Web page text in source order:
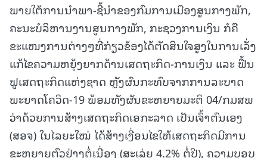
ພາຍໃຕ້ການນໍາພາ-ຊີ້ນໍາຂອງກົມການເມືອງສູນກາງພັກ,
ຄະນະບໍລິຫານງານສູນກາງພັກ, ກະຊວງການເງິນ ກໍຄື
ຂະແໜງການຕ່າງໆທີ່ກ່ຽວຂ້ອງໄດ້ຕັດສິນໃຈສູງໃນການເລັ່ງ
ແກ້ໄຂຄວາມຫຍຸ້ງຍາກດ້ານເສດຖະກິດ-ການເງິນ ແລະ ຟື້ນ
ຟູເສດຖະກິດແຫ່ງຊາດ ຫຼັງຜົນກະທົບຈາກການລະບາດ
ພະຍາດໂຄວິດ-19 ພ້ອມທັງຜັນຂະຫຍາຍມະຕິ 04/ກມສພ
ວ່າດ້ວຍການສ້າງເສດຖະກິດເອກະລາດ ເປັນເຈົ້າຕົນເອງ
(ສອຈ) ໃນໄລຍະໃໝ່ ໄດ້ສ້າງເງື່ອນໄຂໃຫ້ເສດຖະກິດມີການ
ຂະຫຍາຍຕົວຢ່າງຕໍ່ເນື່ອງ (ສະເລ່ຍ 4.2% ຕໍ່ປີ), ຄວາມບອບ